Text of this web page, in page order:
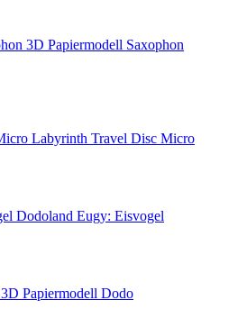
3D Papiermodell Saxophon
Labyrinth Travel Disc Micro
Dodoland Eugy: Eisvogel
3D Papiermodell Dodo